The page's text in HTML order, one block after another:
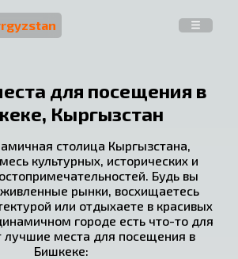
для посещения в
Кыргызстан
столица Кыргызстана,
культурных, исторических и
Будь вы
рынки, восхищаетесь
или отдыхаете в красивых
городе есть что-то для
лучшие места для посещения в
Бишкеке: